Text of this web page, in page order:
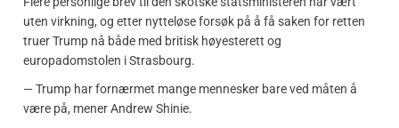
uten virkning, og etter nytteløse forsøk på å få saken for retten
truer Trump nå både med britisk høyesterett og
europadomstolen i Strasbourg.
— Trump har fornærmet mange mennesker bare ved måten å
være på, mener Andrew Shinie.